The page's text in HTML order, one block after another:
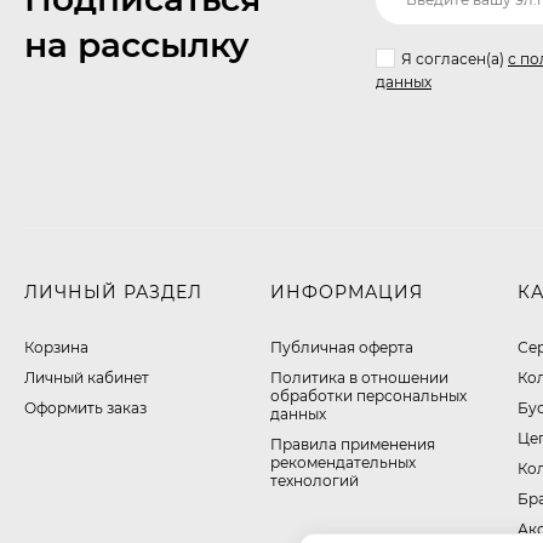
на рассылку
Я согласен(a) с
данных
ЛИЧНЫЙ РАЗДЕЛ
Корзина
Личный кабинет
Оформить заказ
ИНФОРМАЦИЯ
Публичная оферта
​Политика в отношении
обработки персональных
данных
Правила применения
рекомендательных
технологий